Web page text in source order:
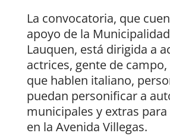
La convocatoria, que
apoyo de la
Lauquen, está dirigida a
actrices, gente de
que hablen italiano,
puedan personificar a
municipales y extras
en la Avenida Villegas.